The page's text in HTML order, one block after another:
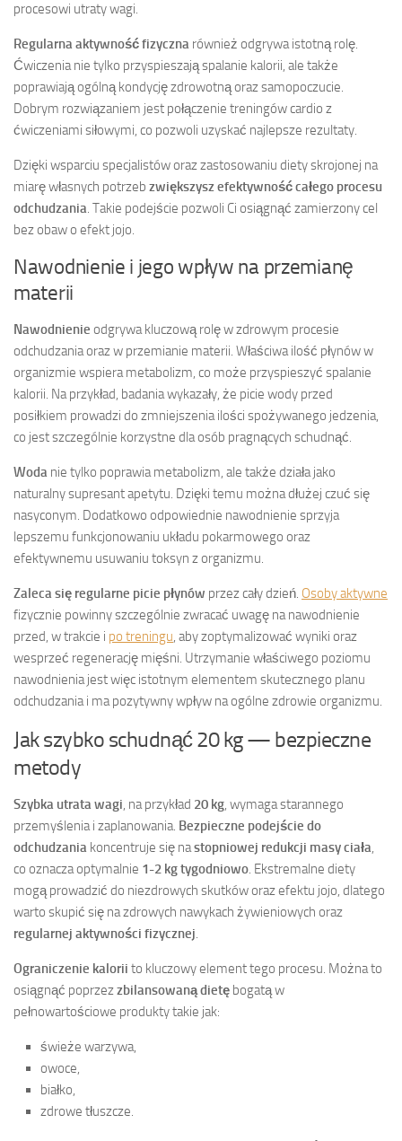
procesowi utraty wagi.
Regularna aktywność fizyczna również odgrywa istotną rolę.
Ćwiczenia nie tylko przyspieszają spalanie kalorii, ale także
poprawiają ogólną kondycję zdrowotną oraz samopoczucie.
Dobrym rozwiązaniem jest połączenie treningów cardio z
ćwiczeniami siłowymi, co pozwoli uzyskać najlepsze rezultaty.
Dzięki wsparciu specjalistów oraz zastosowaniu diety skrojonej na
miarę własnych potrzeb zwiększysz efektywność całego procesu
odchudzania. Takie podejście pozwoli Ci osiągnąć zamierzony cel
bez obaw o efekt jojo.
Nawodnienie i jego wpływ na przemianę
materii
Nawodnienie odgrywa kluczową rolę w zdrowym procesie
odchudzania oraz w przemianie materii. Właściwa ilość płynów w
organizmie wspiera metabolizm, co może przyspieszyć spalanie
kalorii. Na przykład, badania wykazały, że picie wody przed
posiłkiem prowadzi do zmniejszenia ilości spożywanego jedzenia,
co jest szczególnie korzystne dla osób pragnących schudnąć.
Woda nie tylko poprawia metabolizm, ale także działa jako
naturalny supresant apetytu. Dzięki temu można dłużej czuć się
nasyconym. Dodatkowo odpowiednie nawodnienie sprzyja
lepszemu funkcjonowaniu układu pokarmowego oraz
efektywnemu usuwaniu toksyn z organizmu.
Zaleca się regularne picie płynów przez cały dzień. Osoby aktywne
fizycznie powinny szczególnie zwracać uwagę na nawodnienie
przed, w trakcie i po treningu, aby zoptymalizować wyniki oraz
wesprzeć regenerację mięśni. Utrzymanie właściwego poziomu
nawodnienia jest więc istotnym elementem skutecznego planu
odchudzania i ma pozytywny wpływ na ogólne zdrowie organizmu.
Jak szybko schudnąć 20 kg — bezpieczne
metody
Szybka utrata wagi, na przykład 20 kg, wymaga starannego
przemyślenia i zaplanowania. Bezpieczne podejście do
odchudzania koncentruje się nastopniowej redukcji masy ciała,
co oznacza optymalnie 1-2 kg tygodniowo. Ekstremalne diety
mogą prowadzić do niezdrowych skutków oraz efektu jojo, dlatego
warto skupić się na zdrowych nawykach żywieniowych oraz
regularnej aktywności fizycznej.
Ograniczenie kalorii to kluczowy element tego procesu. Można to
osiągnąć poprzezzbilansowaną dietę bogatą w
pełnowartościowe produkty takie jak:
świeże warzywa,
owoce,
białko,
zdrowe tłuszcze.